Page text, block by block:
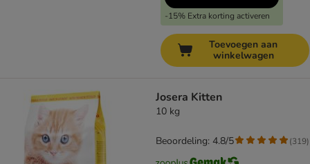
-15% Extra korting activeren
Toevoegen aan
winkelwagen
Josera Kitten
10 kg
Beoordeling: 4.8/5 (319)